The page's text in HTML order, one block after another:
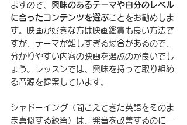
ますので、 興味のあるテーマや自分のレベル
に合ったコンテンツを選ぶことをお勧めしま
す。映画が好きな方は映画鑑賞も良い方法で
すが、テーマが難しすぎる場合があるので、
分かりやすい内容の映画を選ぶのが良いでし
ょう。レッスンでは、興味を持って取り組め
る音源を提案しています。
シャドーイング（聞こえてきた英語をそのま
ま真似する練習）は、発音を改善するのに一